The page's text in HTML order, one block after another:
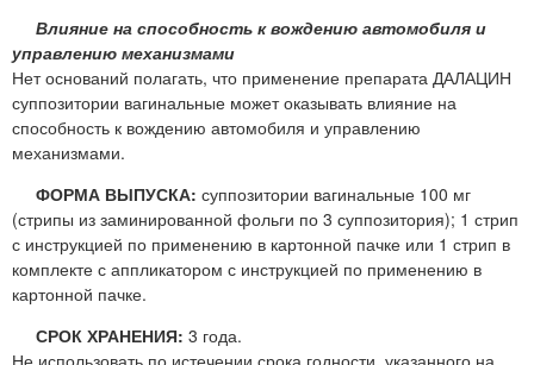
Влияние на способность к вождению автомобиля и
управлению механизмами
Нет оснований полагать, что применение препарата ДАЛАЦИН
суппозитории вагинальные может оказывать влияние на
способность к вождению автомобиля и управлению
механизмами.
ФОРМА ВЫПУСКА: суппозитории вагинальные 100 мг
(стрипы из заминированной фольги по 3 суппозитория); 1 стрип
с инструкцией по применению в картонной пачке или 1 стрип в
комплекте с аппликатором с инструкцией по применению в
картонной пачке.
СРОК ХРАНЕНИЯ: 3 года.